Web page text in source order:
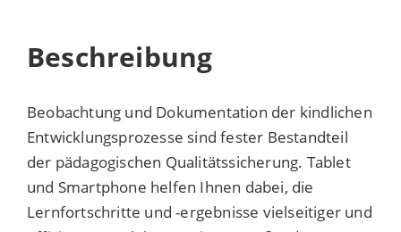
Beschreibung
Beobachtung und Dokumentation der kindlichen
Entwicklungsprozesse sind fester Bestandteil
der pädagogischen Qualitätssicherung. Tablet
und Smartphone helfen Ihnen dabei, die
Lernfortschritte und -ergebnisse vielseitiger und